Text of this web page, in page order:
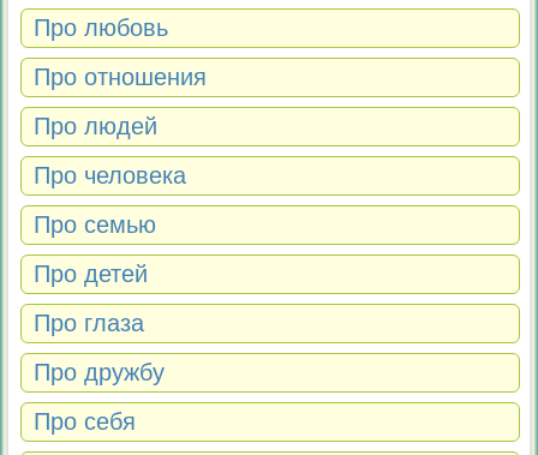
Про любовь
Про отношения
Про людей
Про человека
Про семью
Про детей
Про глаза
Про дружбу
Про себя